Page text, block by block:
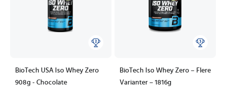
BioTech USA Iso Whey Zero
908g - Chocolate
BioTech Iso Whey Zero – Flere
Varianter – 1816g